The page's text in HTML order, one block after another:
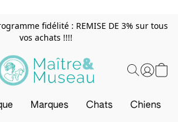
fidélité : REMISE DE 3% sur tous
vos achats !!!!
Marques Chats Chiens